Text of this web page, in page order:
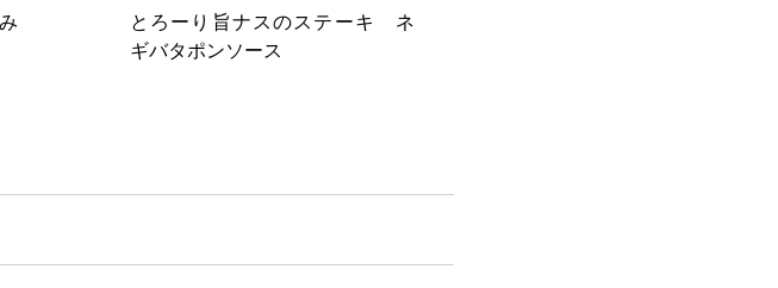
とろーり旨ナスのステーキ ネ
ギバタポンソース